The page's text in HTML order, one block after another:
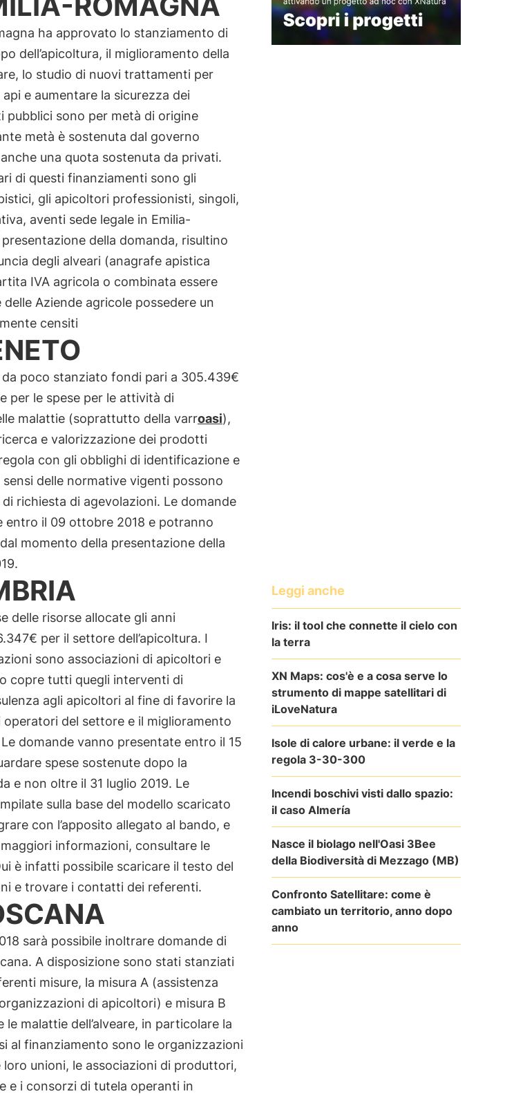
ha approvato lo stanziamento di
dell’apicoltura, il miglioramento della
lo studio di nuovi trattamenti per
e aumentare la sicurezza dei
pubblici sono per metà di origine
metà è sostenuta dal governo
una quota sostenuta da privati.
di questi finanziamenti sono gli
gli apicoltori professionisti, singoli,
aventi sede legale in Emilia-
della domanda, risultino
degli alveari (anagrafe apistica
IVA agricola o combinata essere
delle Aziende agricole possedere un
censiti
poco stanziato fondi pari a 305.439€
per le spese per le attività di
malattie (soprattutto della varroasi),
e valorizzazione dei prodotti
con gli obblighi di identificazione e
delle normative vigenti possono
richiesta di agevolazioni. Le domande
entro il 09 ottobre 2018 e potranno
momento della presentazione della
delle risorse allocate gli anni
per il settore dell’apicoltura. I
sono associazioni di apicoltori e
copre tutti quegli interventi di
agli apicoltori al fine di favorire la
del settore e il miglioramento
domande vanno presentate entro il 15
spese sostenute dopo la
e non oltre il 31 luglio 2019. Le
sulla base del modello scaricato
con l’apposito allegato al bando, e
informazioni, consultare le
è infatti possibile scaricare il testo del
e trovare i contatti dei referenti.
sarà possibile inoltrare domande di
A disposizione sono stati stanziati
misure, la misura A (assistenza
di apicoltori) e misura B
malattie dell’alveare, in particolare la
al finanziamento sono le organizzazioni
unioni, le associazioni di produttori,
e i consorzi di tutela operanti in
Leggi anche
Iris: il tool che connette il cielo con
la terra
XN Maps: cos'è e a cosa serve lo
strumento di mappe satellitari di
iLoveNatura
Isole di calore urbane: il verde e la
regola 3-30-300
Incendi boschivi visti dallo spazio:
il caso Almería
Nasce il biolago nell'Oasi 3Bee
della Biodiversità di Mezzago (MB)
Confronto Satellitare: come è
cambiato un territorio, anno dopo
anno